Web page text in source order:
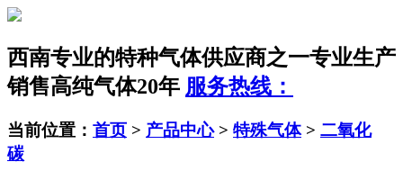
西南专业的特种气体供应商之一专业生产
销售高纯气体20年 服务热线：
当前位置： 首页 > 产品中心> 特殊气体> 二氧化
碳